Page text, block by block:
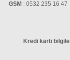
GSM : 0532 235 16
Kredi kartı